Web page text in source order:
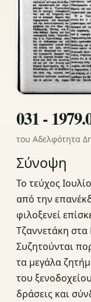
031 -
του Αδελφότητα
Σύνοψη
Το τεύχος
από την
φιλοξενεί
Τζαννετάκη
Συζητούνται
τα μεγάλα
του
δράσεις και